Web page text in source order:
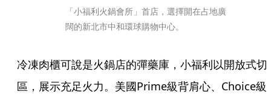
「小福利火鍋會所」首店，選擇開在占地廣
闊的新北市中和環球購物中心。
冷凍肉櫃可說是火鍋店的彈藥庫，小福利以開放式切
區，展示充足火力。美國Prime級背肩心、Choice級